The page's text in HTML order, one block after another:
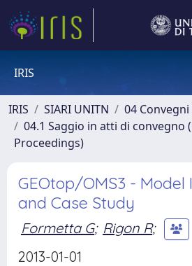
IRIS
IRIS SIARI UNITN
04
04.1 Saggio in atti di convegno
Proceedings)
GEOtop/OMS3 - Model
and Case Study
Formetta G; Rigon R;
2013-01-01